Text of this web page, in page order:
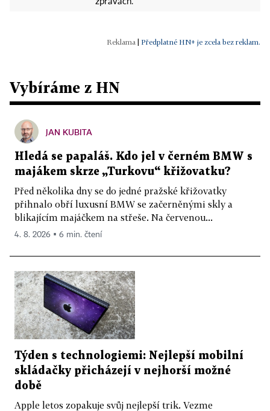
zprávách.
Předplatné HN+ je zcela bez reklam.
Vybíráme z HN
JAN KUBITA
Hledá se papaláš. Kdo jel v černém BMW s
majákem skrze „Turkovu“ křižovatku?
Před několika dny se do jedné pražské křižovatky
přihnalo obří luxusní BMW se začerněnými skly a
blikajícím majáčkem na střeše. Na červenou...
4. 8. 2026 ▪ 6 min. čtení
Týden s technologiemi: Nejlepší mobilní
skládačky přicházejí v nejhorší možné
době
Apple letos zopakuje svůj nejlepší trik. Vezme